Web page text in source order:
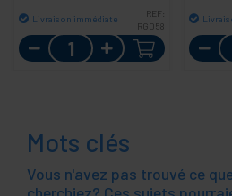
Livraison immédiate
REF:
RG058
Quantité
Mots clés
Vous n'avez pas trouvé ce